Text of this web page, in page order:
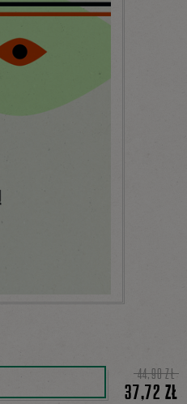
44,90 ZŁ
37,72 ZŁ